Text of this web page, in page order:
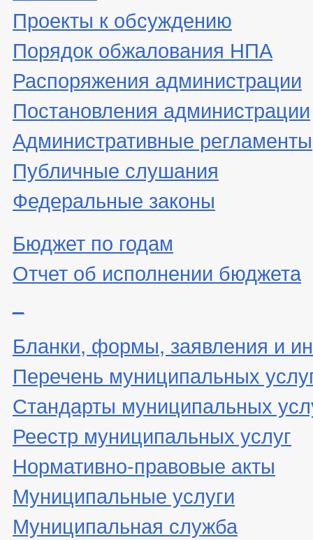
Проекты к обсуждению
Порядок обжалования НПА
Распоряжения администрации
Постановления администрации
Административные регламенты
Публичные слушания
Федеральные законы
Бюджет по годам
Отчет об исполнении бюджета
Бланки, формы, заявления и
Перечень муниципальных
Стандарты муниципальных
Реестр муниципальных услуг
Нормативно-правовые акты
Муниципальные услуги
Муниципальная служба